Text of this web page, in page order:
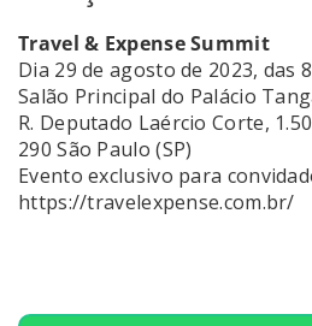
Travel & Expense Summit
Dia 29 de agosto de 2023, das
Salão Principal do Palácio
R. Deputado Laércio Corte,
290 São Paulo (SP)
Evento exclusivo para
https://travelexpense.com.br/